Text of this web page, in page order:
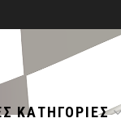
ΚΑΤΗΓΟΡΊΕΣ